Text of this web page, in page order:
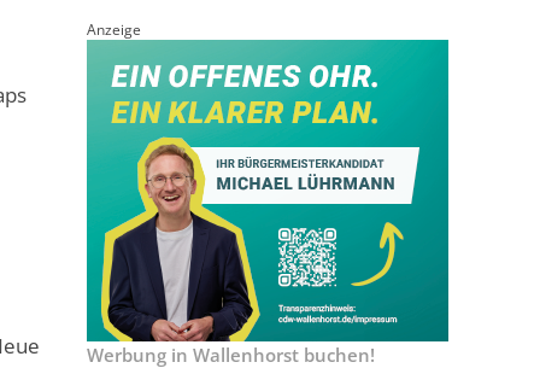
Anzeige
Werbung in Wallenhorst buchen!